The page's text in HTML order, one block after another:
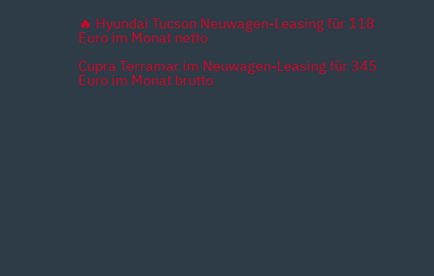
🔥 Hyundai Tucson Neuwagen-Leasing für 118
Euro im Monat netto
Cupra Terramar im Neuwagen-Leasing für 345
Euro im Monat brutto